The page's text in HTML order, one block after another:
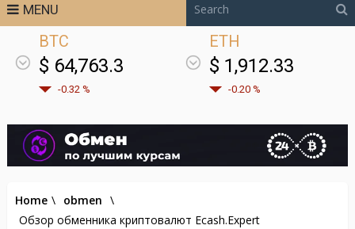
MENU
BTC
$ 64,763.3
-0.32 %
ETH
$ 1,912.33
-0.20 %
Home \ obmen \
Обзор обменника криптовалют Ecash.Expert